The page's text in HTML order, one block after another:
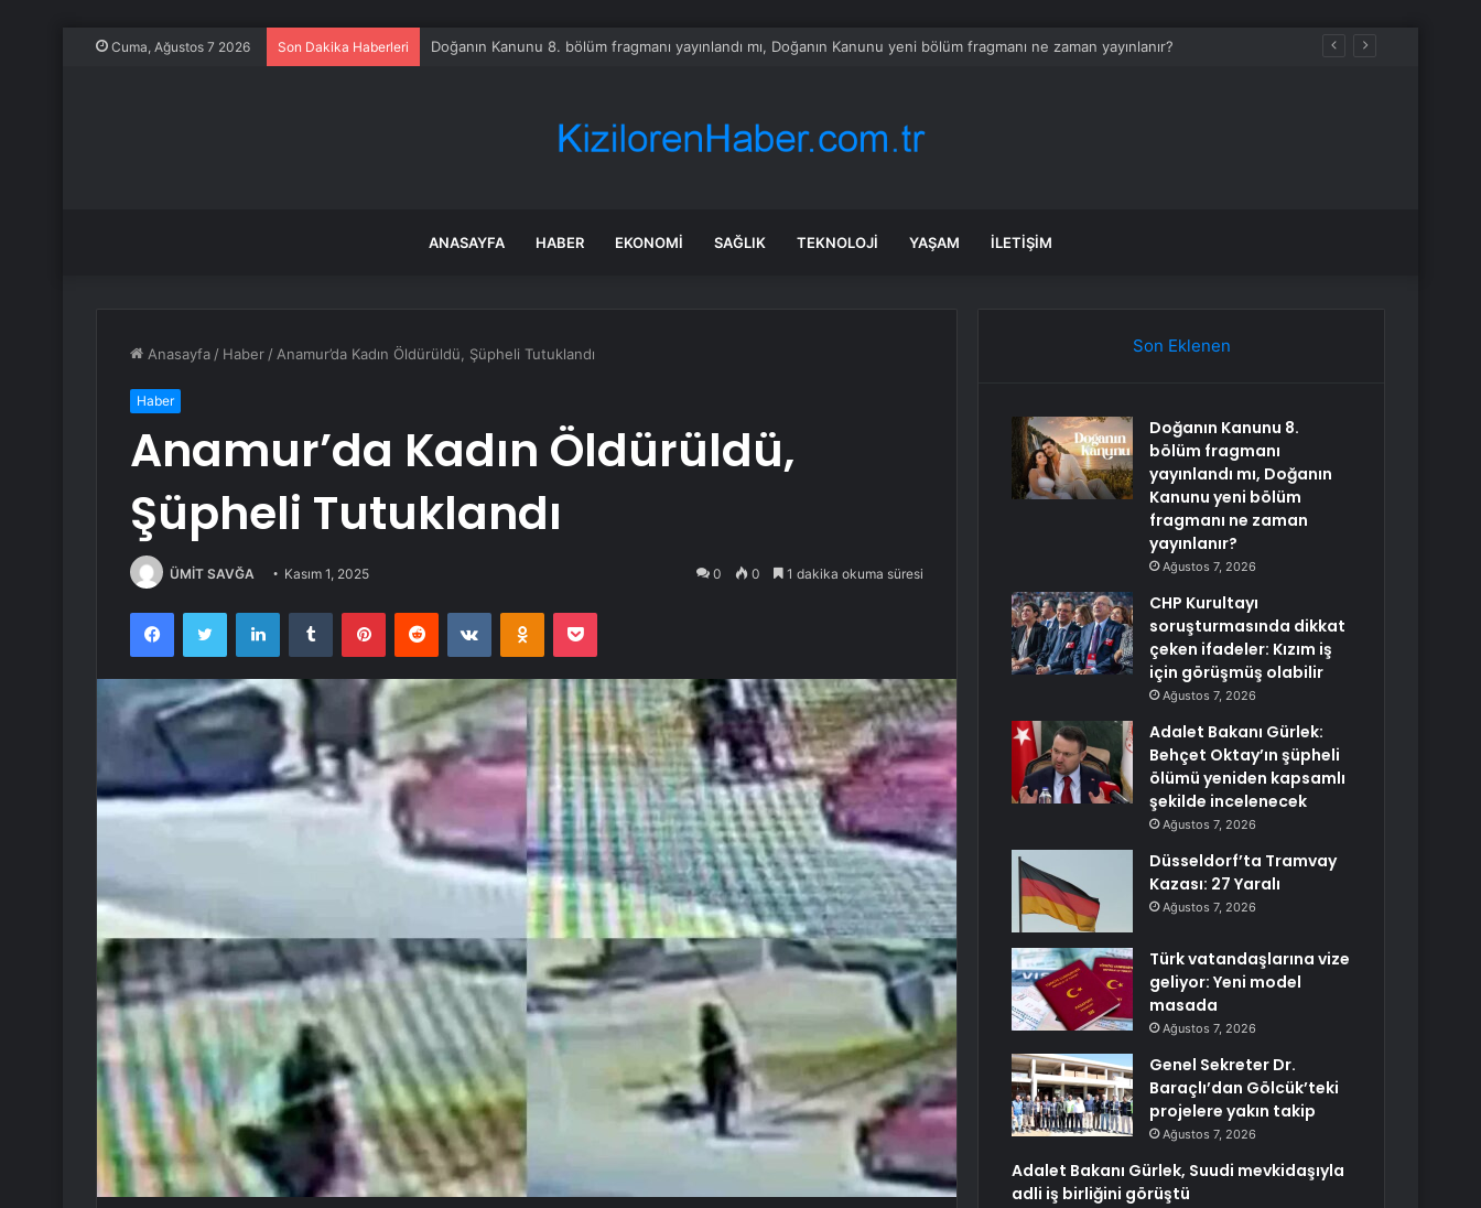
Cuma, Ağustos 7 2026 Son Dakika Haberleri CHP Kurultayı soruşturmasında dikkat çeken ifadeler: Kızım iş için görüşmüş olabilir
ANASAYFA HABER EKONOMI SAĞLIK TEKNOLOJI YAŞAM İLETIŞIM
Anasayfa / Haber / Anamur’da Kadın Öldürüldü, Şüpheli Tutuklandı
Haber
Anamur’da Kadın Öldürüldü,
Şüpheli Tutuklandı
ÜMİT SAVĞA Kasım 1, 2025 0 0 1 dakika okuma süresi
FacebookTwitter LinkedInTumblr PinterestReddit VKontakteOdnoklassniki
Pocket
Son Eklenen
Doğanın Kanunu 8.
bölüm fragmanı
yayınlandı mı, Doğanın
Kanunu yeni bölüm
fragmanı ne zaman
yayınlanır?
Ağustos 7, 2026
CHP Kurultayı
soruşturmasında dikkat
çeken ifadeler: Kızım iş
için görüşmüş olabilir
Ağustos 7, 2026
Adalet Bakanı Gürlek:
Behçet Oktay’ın şüpheli
ölümü yeniden kapsamlı
şekilde incelenecek
Ağustos 7, 2026
Düsseldorf’ta Tramvay
Kazası: 27 Yaralı
Ağustos 7, 2026
Türk vatandaşlarına vize
geliyor: Yeni model
masada
Ağustos 7, 2026
Genel Sekreter Dr.
Baraçlı’dan Gölcük’teki
projelere yakın takip
Ağustos 7, 2026
Adalet Bakanı Gürlek, Suudi mevkidaşıyla
adli iş birliğini görüştü